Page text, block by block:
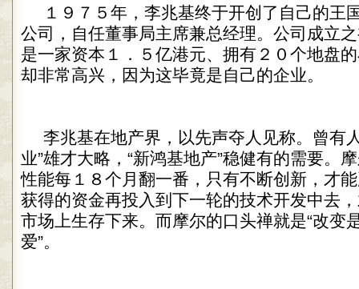
１９７５年，李兆基终于开创了自己的
公司，自任董事局主席兼总经理。公司成立
是一家资本１．５亿港元、拥有２０个地盘
却非常高兴，因为这毕竟是自己的企业。
李兆基在地产界，以先声夺人见称。曾有
业”雄才大略，“新鸿基地产”稳健有的需要。
性能每１８个月翻一番，只有不断创新，才
获得的资金再投入到下一轮的技术开发中去
市场上生存下来。而摩尔的口头禅就是“改变
爱”。